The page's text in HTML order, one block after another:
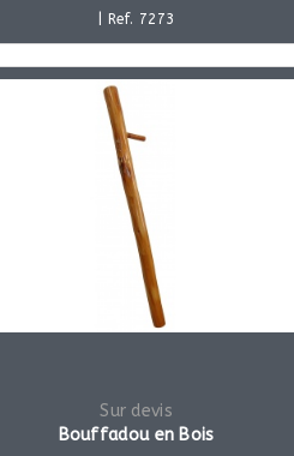
| Ref. 7273
Sur devis
Bouffadou en Bois